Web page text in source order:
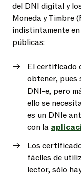
del DNI digital y
Moneda y Timbre
indistintamente
públicas:
El certificado
obtener, pues
DNI-e, pero
ello se
es un DNIe
con la
Los
fáciles de
lector, sólo